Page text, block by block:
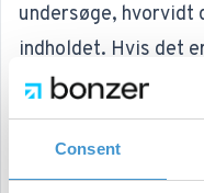
Consent
undersøge, hvorvidt
indholdet. Hvis det
at lægge den rette
indholdet, kan man
engagement ved at